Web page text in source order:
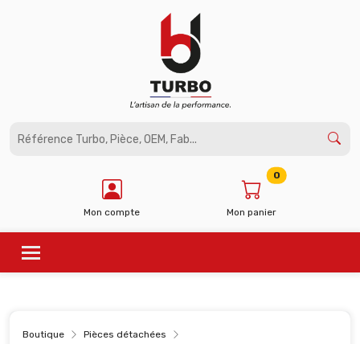
Mon compte Mon panier
0
Boutique
Pièces détachées
Panneau de gestion des cookies